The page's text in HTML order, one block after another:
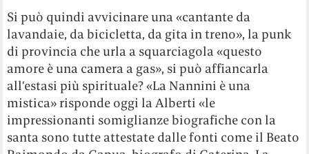
Si può quindi avvicinare una «cantante da
lavandaie, da bicicletta, da gita in treno», la punk
di provincia che urla a squarciagola «questo
amore è una camera a gas», si può affiancarla
all’estasi più spirituale? «La Nannini è una
mistica» risponde oggi la Alberti «le
impressionanti somiglianze biografiche con la
santa sono tutte attestate dalle fonti come il Beato